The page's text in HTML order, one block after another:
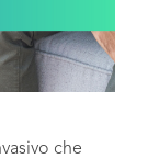
che